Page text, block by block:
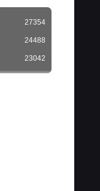
27354
24488
23042